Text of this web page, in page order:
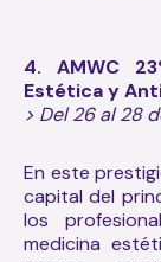
4. AMWC
Estética y
> Del 26 al 28
En este
capital del
los
medicina